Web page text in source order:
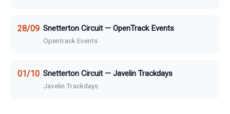
28/09 Snetterton Circuit — OpenTrack Events
Opentrack Events
01/10 Snetterton Circuit — Javelin Trackdays
Javelin Trackdays